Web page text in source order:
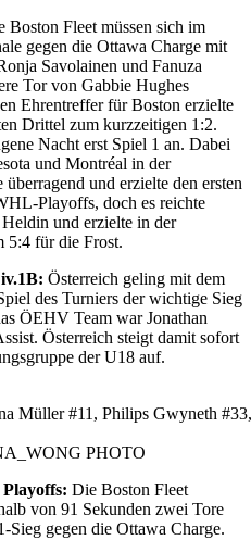
Boston Fleet müssen sich im
gegen die Ottawa Charge mit
Savolainen und Fanuza
Tor von Gabbie Hughes
Ehrentreffer für Boston erzielte
Drittel zum kurzzeitigen 1:2.
Nacht erst Spiel 1 an. Dabei
und Montréal in der
und erzielte den ersten
Playoffs, doch es reichte
und erzielte in der
5:4 für die Frost.
Österreich geling mit dem
des Turniers der wichtige Sieg
ÖEHV Team war Jonathan
Österreich steigt damit sofort
der U18 auf.
Müller #11, Philips Gwyneth
PHOTO
Die Boston Fleet
von 91 Sekunden zwei Tore
Sieg gegen die Ottawa Charge.